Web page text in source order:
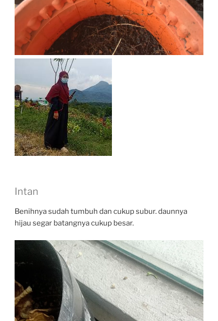
Intan
Benihnya sudah tumbuh dan cukup subur. daunnya
hijau segar batangnya cukup besar.